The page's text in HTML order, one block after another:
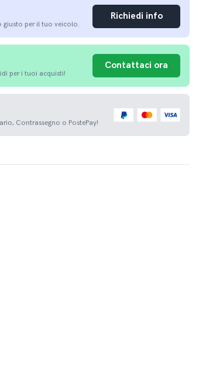
per il tuo veicolo.
Richiedi info
per i tuoi acquisti!
Contattaci ora
Contrassegno o PostePay!